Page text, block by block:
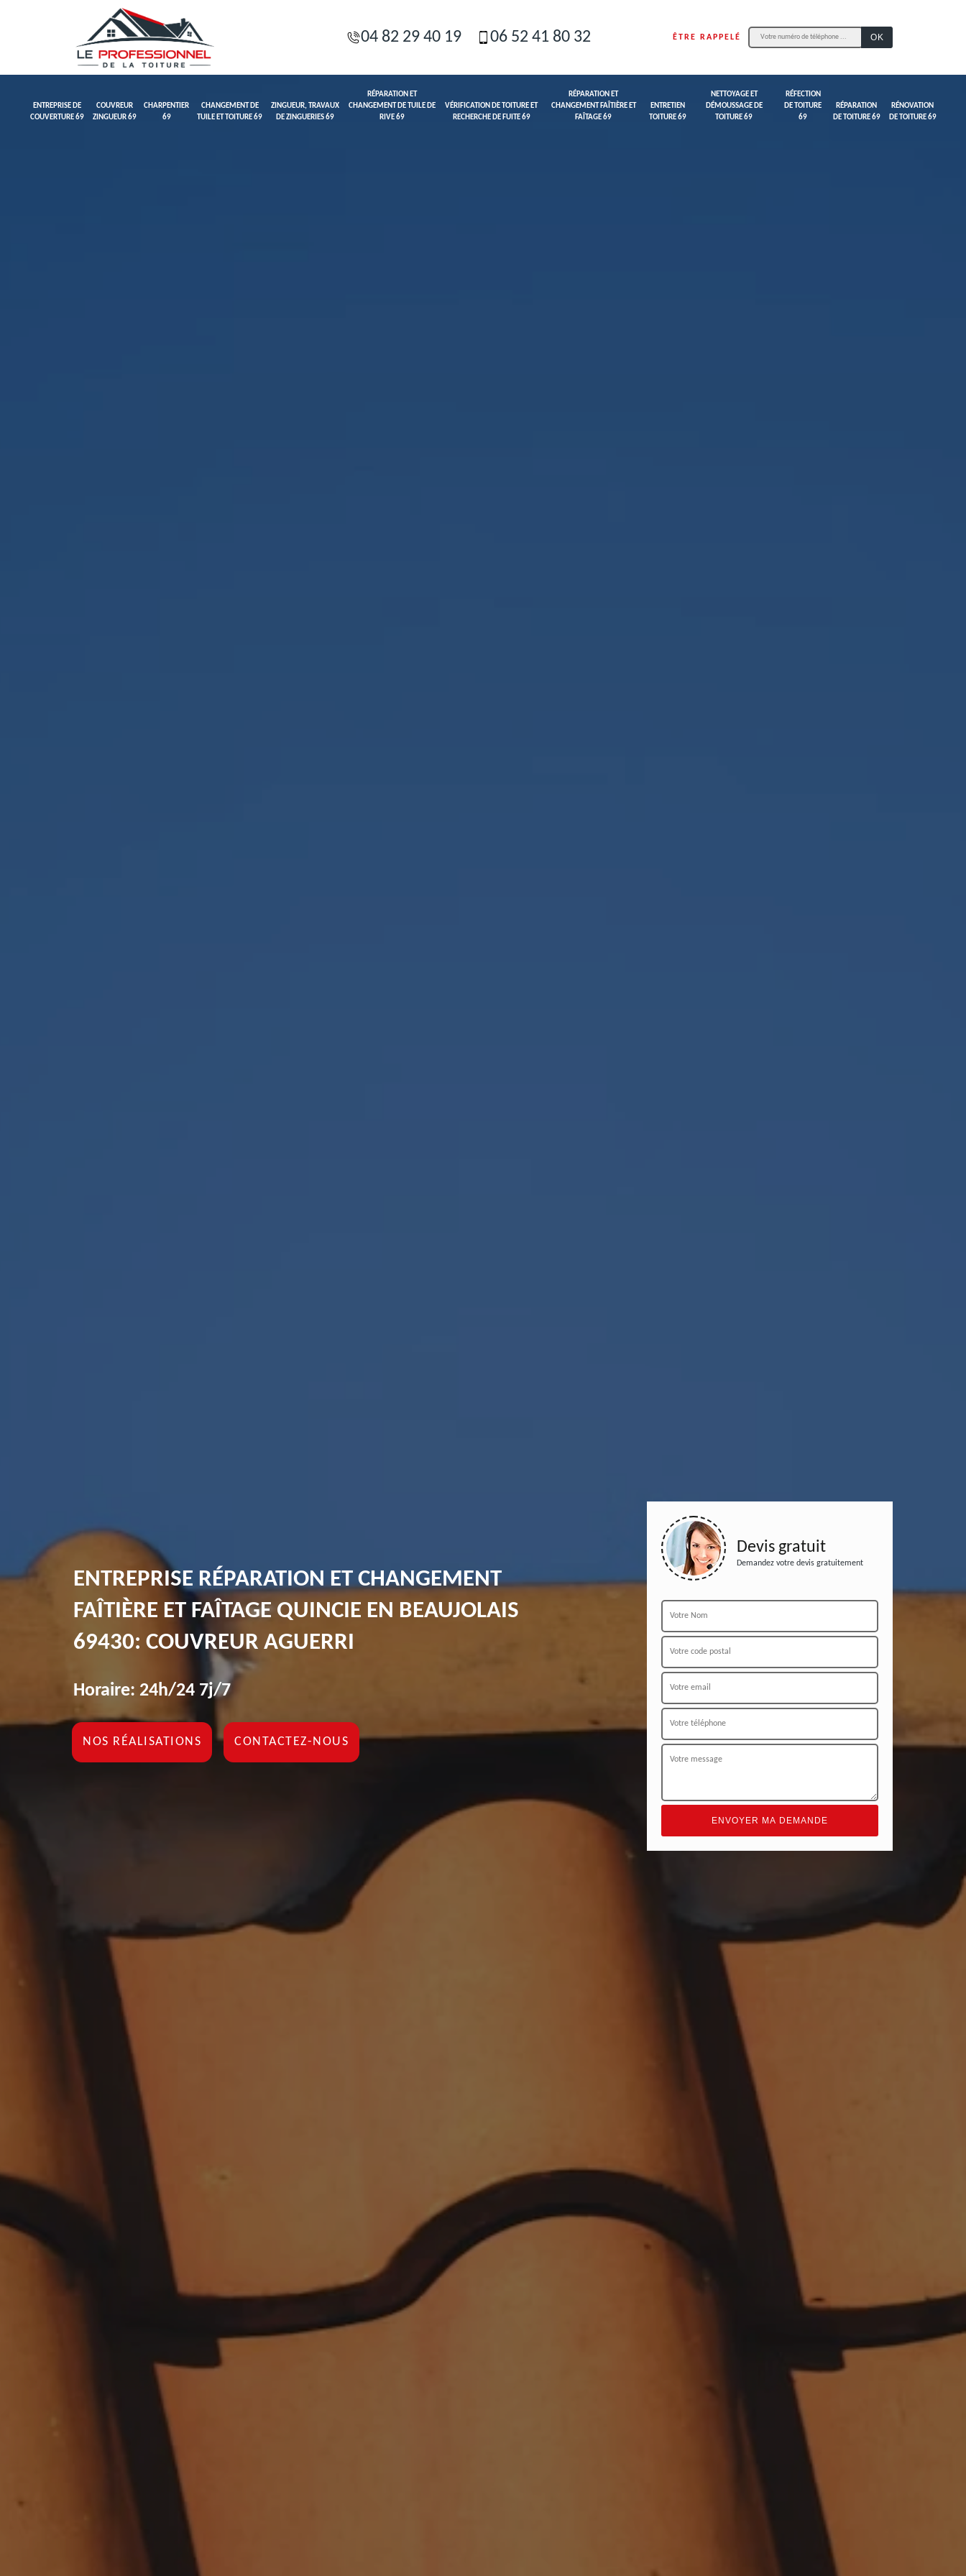
04 82 29 40 19 06 52 41 80 32 ÊTRE RAPPELÉ
ENTREPRISE DE
COUVERTURE 69
COUVREUR
ZINGUEUR 69
CHARPENTIER
69
CHANGEMENT DE
TUILE ET TOITURE 69
ZINGUEUR, TRAVAUX
DE ZINGUERIES 69
RÉPARATION ET
CHANGEMENT DE TUILE DE
RIVE 69
VÉRIFICATION DE TOITURE ET
RECHERCHE DE FUITE 69
RÉPARATION ET
CHANGEMENT FAÎTIÈRE ET
FAÎTAGE 69
ENTRETIEN
TOITURE 69
NETTOYAGE ET
DÉMOUSSAGE DE
TOITURE 69
RÉFECTION
DE TOITURE
69
RÉPARATION
DE TOITURE 69
RÉNOVATION
DE TOITURE 69
ENTREPRISE RÉPARATION ET CHANGEMENT
FAÎTIÈRE ET FAÎTAGE QUINCIE EN BEAUJOLAIS
69430: COUVREUR AGUERRI
Horaire: 24h/24 7j/7
NOS RÉALISATIONS CONTACTEZ-NOUS
Devis gratuit
Demandez votre devis gratuitement